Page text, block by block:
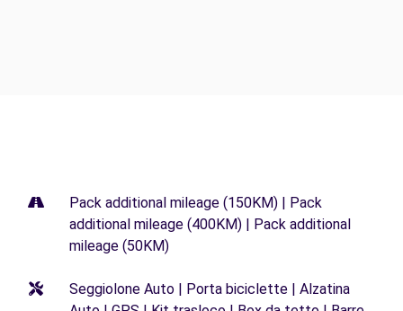
Pack additional mileage (150KM) | Pack
additional mileage (400KM) | Pack additional
mileage (50KM)
Seggiolone Auto | Porta biciclette | Alzatina